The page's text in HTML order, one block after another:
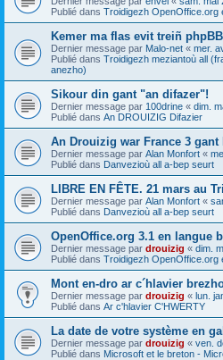
Publié dans Troidigezh OpenOffice.org
Kemer ma flas evit treiñ phpBB
Dernier message par Malo-net « mer.
Publié dans Troidigezh meziantoù all
anezho)
Sikour din gant "an difazer"!
Dernier message par 100drine « dim.
Publié dans An DROUIZIG Difazier
An Drouizig war France 3 gant
Dernier message par Alan Monfort «
Publié dans Danvezioù all a-bep seurt
LIBRE EN FÊTE. 21 mars au
Dernier message par Alan Monfort «
Publié dans Danvezioù all a-bep seurt
OpenOffice.org 3.1 en langue
Dernier message par drouizig « dim.
Publié dans Troidigezh OpenOffice.org
Mont en-dro ar c´hlavier
Dernier message par drouizig « lun.
Publié dans Ar c'hlavier C'HWERTY
La date de votre système en
Dernier message par drouizig « ven.
Publié dans Microsoft et le breton -